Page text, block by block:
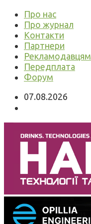
Про нас
Про журнал
Контакти
Партнери
Рекламодавцям
Передплата
Форум
07.08.2026